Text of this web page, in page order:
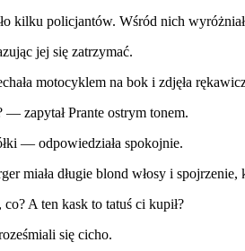
kilku policjantów. Wśród nich
jej się zatrzymać.
motocyklem na bok i zdjęła
zapytał Prante ostrym tonem.
— odpowiedziała spokojnie.
miała długie blond włosy i
A ten kask to tatuś ci kupił?
się cicho.